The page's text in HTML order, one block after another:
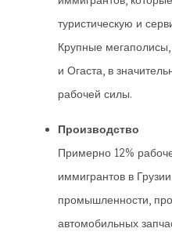
туристическую и
Крупные мегаполисы,
и Огаста, в
рабочей силы.
Производство
Примерно 12%
иммигрантов в
промышленности,
автомобильных